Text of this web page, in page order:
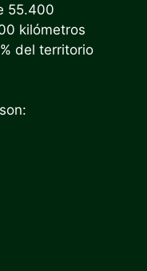
55.400
kilómetros
del territorio